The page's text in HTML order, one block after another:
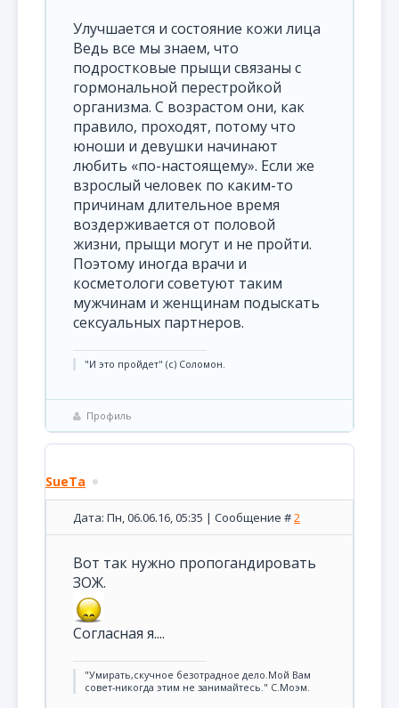
Улучшается и состояние кожи лица
Ведь все мы знаем, что
подростковые прыщи связаны с
гормональной перестройкой
организма. С возрастом они, как
правило, проходят, потому что
юноши и девушки начинают
любить «по-настоящему». Если же
взрослый человек по каким-то
причинам длительное время
воздерживается от половой
жизни, прыщи могут и не пройти.
Поэтому иногда врачи и
косметологи советуют таким
мужчинам и женщинам подыскать
сексуальных партнеров.
"И это пройдет" (с) Соломон.
Профиль
SueTa
Дата: Пн, 06.06.16, 05:35 | Сообщение #2
Вот так нужно пропогандировать
ЗОЖ.
Согласная я....
"Умирать,скучное безотрадное дело.Мой Вам
совет-никогда этим не занимайтесь." С.Моэм.